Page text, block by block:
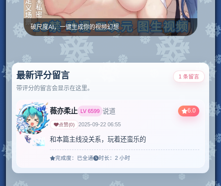
破尺度AI，一键生成你的视频幻想
最新评分留言
带评分的留言会显示在这里。
1 条留言
6.0
薇亦柔止 LV6599 说道
点赞(0) 2025-09-22 06:55
和本篇主线没关系，玩着还蛮乐的
完成度： 已全通 时长： 2 小时